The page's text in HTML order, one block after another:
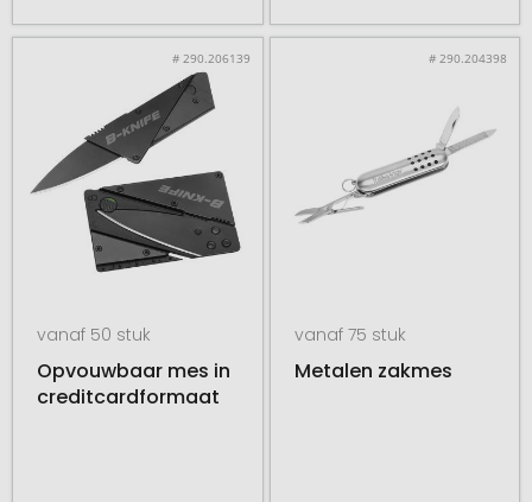
# 290.206139
vanaf 50 stuk
Opvouwbaar mes in
creditcardformaat
# 290.204398
vanaf 75 stuk
Metalen zakmes